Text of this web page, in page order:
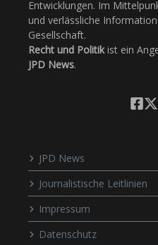
Entwicklungen. Im
und verlässliche
Gesellschaft.
Recht und Politikist ein
JPD News.
JPD News
Journalistische Leitlinien
Impressum
Datenschutz